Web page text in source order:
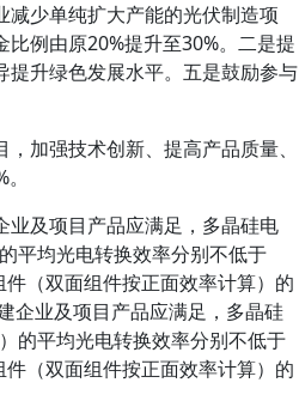
少单纯扩大产能的光伏制造项
例由原20%提升至30%。二是提
升绿色发展水平。五是鼓励参与
加强技术创新、提高产品质量、
业及项目产品应满足，多晶硅电
平均光电转换效率分别不低于
（双面组件按正面效率计算）的
企业及项目产品应满足，多晶硅
的平均光电转换效率分别不低于
（双面组件按正面效率计算）的